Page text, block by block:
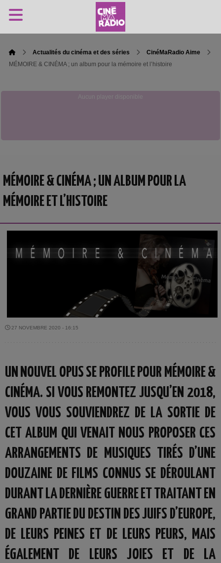
Actualités du cinéma et des séries
CinéMaRadio Aime
MÉMOIRE & CINÉMA ; un album pour la mémoire et l’histoire
Aucun player disponible
MÉMOIRE & CINÉMA ; UN ALBUM POUR LA
MÉMOIRE ET L’HISTOIRE
27 NOVEMBRE 2020 - 16:15
UN NOUVEL OPUS SE PROFILE POUR MÉMOIRE &
CINÉMA. SI VOUS REMONTEZ JUSQU’EN 2018,
VOUS VOUS SOUVIENDREZ DE LA SORTIE DE
CET ALBUM QUI VENAIT NOUS PROPOSER CES
ARRANGEMENTS DE MUSIQUES TIRÉS D’UNE
DOUZAINE DE FILMS CONNUS SE DÉROULANT
DURANT LA DERNIÈRE GUERRE ET TRAITANT EN
GRAND PARTIE DU DESTIN DES JUIFS D’EUROPE,
DE LEURS PEINES ET DE LEURS PEURS, MAIS
ÉGALEMENT DE LEURS JOIES ET DE LA